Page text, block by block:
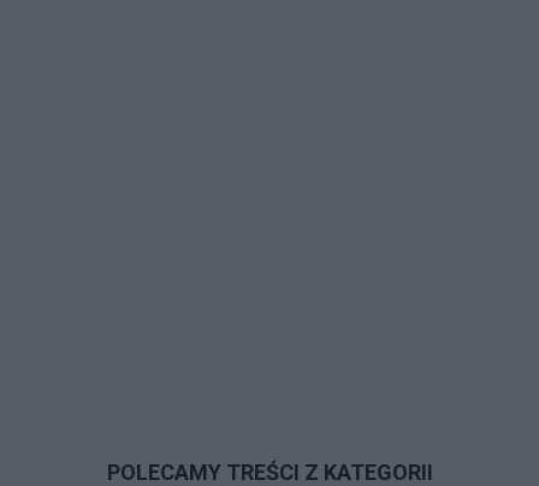
POLECAMY TREŚCI Z KATEGORII